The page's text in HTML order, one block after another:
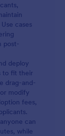
cases
post-
deploy
to fit their
drag-and-
modify
fees,
can
while